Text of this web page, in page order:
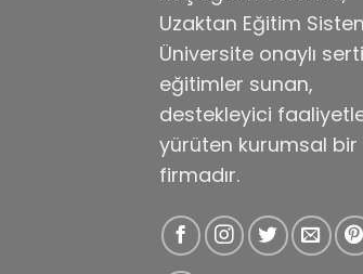
Uzaktan Eğitim
Üniversite onaylı
eğitimler sunan,
destekleyici
yürüten kurumsal bir
firmadır.